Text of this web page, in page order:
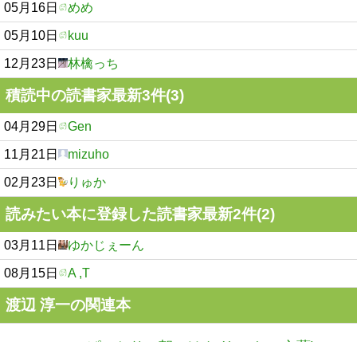
05月16日 めめ
05月10日 kuu
12月23日 林檎っち
積読中の読書家最新3件(3)
04月29日 Gen
11月21日 mizuho
02月23日 りゅか
読みたい本に登録した読書家最新2件(2)
03月11日 ゆかじぇーん
08月15日 A ,T
渡辺 淳一の関連本